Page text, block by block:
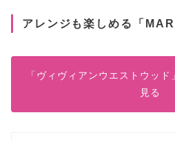
アレンジも楽しめる「
「ヴィヴィアンウエストウッ
見る